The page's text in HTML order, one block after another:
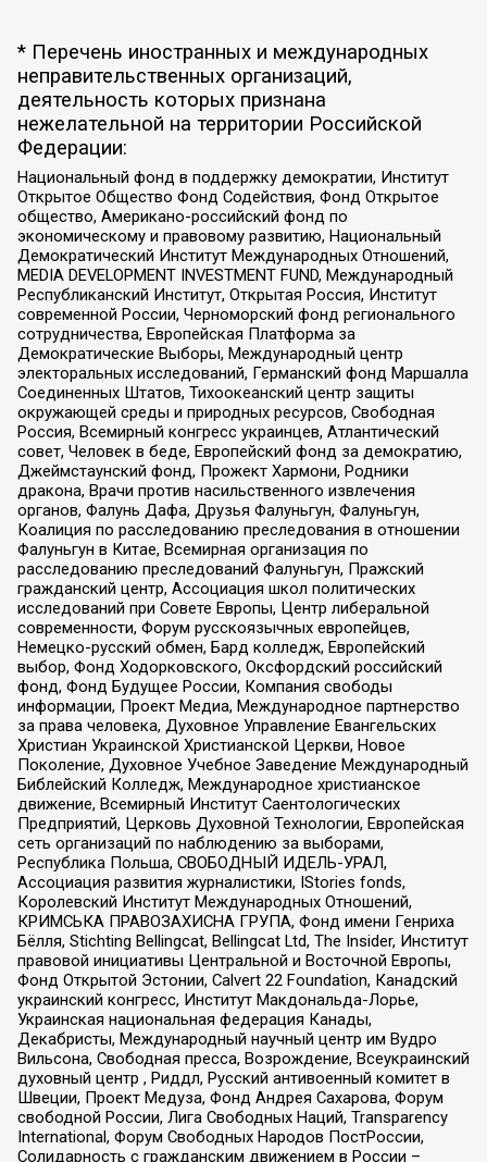
* Перечень иностранных и международных
неправительственных организаций,
деятельность которых признана
нежелательной на территории Российской
Федерации:
Национальный фонд в поддержку демократии, Институт
Открытое Общество Фонд Содействия, Фонд Открытое
общество, Американо-российский фонд по
экономическому и правовому развитию, Национальный
Демократический Институт Международных Отношений,
MEDIA DEVELOPMENT INVESTMENT FUND, Международный
Республиканский Институт, Открытая Россия, Институт
современной России, Черноморский фонд регионального
сотрудничества, Европейская Платформа за
Демократические Выборы, Международный центр
электоральных исследований, Германский фонд Маршалла
Соединенных Штатов, Тихоокеанский центр защиты
окружающей среды и природных ресурсов, Свободная
Россия, Всемирный конгресс украинцев, Атлантический
совет, Человек в беде, Европейский фонд за демократию,
Джеймстаунский фонд, Прожект Хармони, Родники
дракона, Врачи против насильственного извлечения
органов, Фалунь Дафа, Друзья Фалуньгун, Фалуньгун,
Коалиция по расследованию преследования в отношении
Фалуньгун в Китае, Всемирная организация по
расследованию преследований Фалуньгун, Пражский
гражданский центр, Ассоциация школ политических
исследований при Совете Европы, Центр либеральной
современности, Форум русскоязычных европейцев,
Немецко-русский обмен, Бард колледж, Европейский
выбор, Фонд Ходорковского, Оксфордский российский
фонд, Фонд Будущее России, Компания свободы
информации, Проект Медиа, Международное партнерство
за права человека, Духовное Управление Евангельских
Христиан Украинской Христианской Церкви, Новое
Поколение, Духовное Учебное Заведение Международный
Библейский Колледж, Международное христианское
движение, Всемирный Институт Саентологических
Предприятий, Церковь Духовной Технологии, Европейская
сеть организаций по наблюдению за выборами,
Республика Польша, СВОБОДНЫЙ ИДЕЛЬ-УРАЛ,
Ассоциация развития журналистики, IStories fonds,
Королевский Институт Международных Отношений,
КРИМСЬКА ПРАВОЗАХИСНА ГРУПА, Фонд имени Генриха
Бёлля, Stichting Bellingcat, Bellingcat Ltd, The Insider, Институт
правовой инициативы Центральной и Восточной Европы,
Фонд Открытой Эстонии, Calvert 22 Foundation, Канадский
украинский конгресс, Институт Макдональда-Лорье,
Украинская национальная федерация Канады,
Декабристы, Международный научный центр им Вудро
Вильсона, Свободная пресса, Возрождение, Всеукраинский
духовный центр , Риддл, Русский антивоенный комитет в
Швеции, Проект Медуза, Фонд Андрея Сахарова, Форум
свободной России, Лига Свободных Наций, Transparеncy
International, Форум Свободных Народов ПостРоссии,
Солидарность с гражданским движением в России –